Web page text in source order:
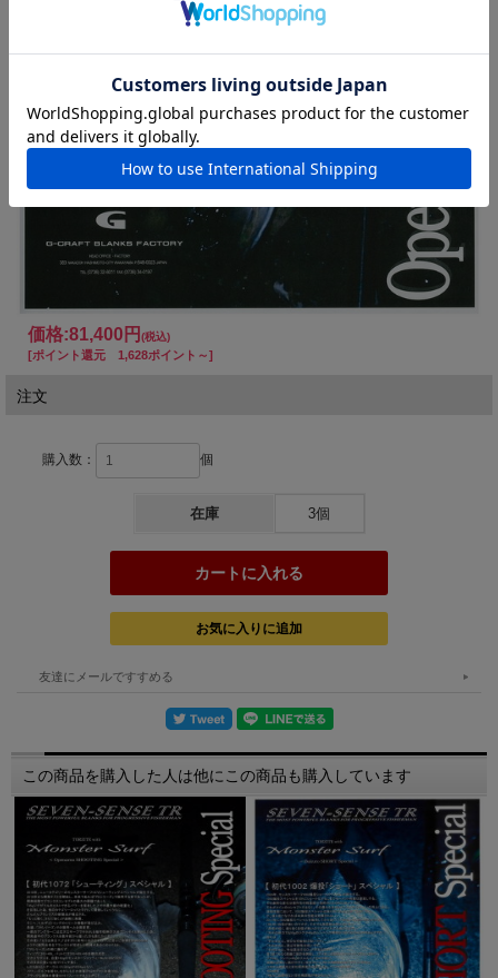
価格:81,400円 (税込)
[ポイント還元 1,628ポイント～]
注文
購入数： 個
在庫 3個
友達にメールですすめる
この商品を購入した人は他にこの商品も購入しています